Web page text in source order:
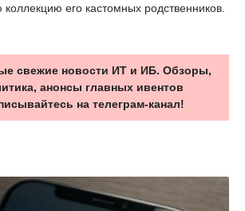
его кастомных родственников.
свежие новости ИТ и ИБ. Обзоры,
анонсы главных ивентов
на телеграм-канал!